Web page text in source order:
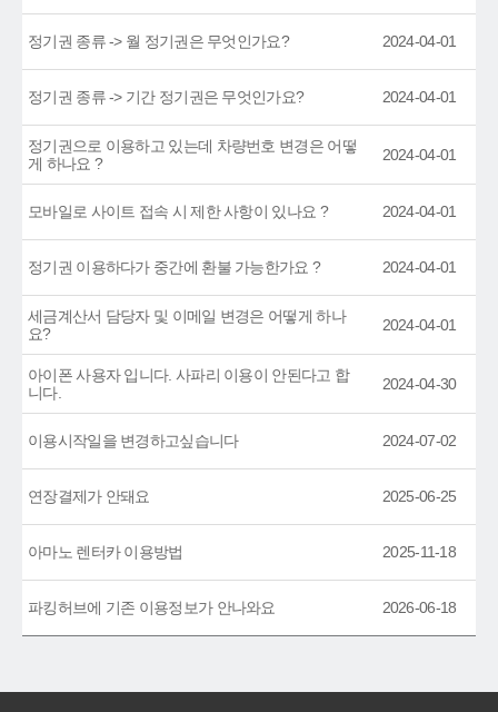
정기권 종류 -> 월 정기권은 무엇인가요? 2024-04-01
정기권 종류 -> 기간 정기권은 무엇인가요? 2024-04-01
정기권으로 이용하고 있는데 차량번호 변경은 어떻
게 하나요 ?
2024-04-01
모바일로 사이트 접속 시 제한 사항이 있나요 ? 2024-04-01
정기권 이용하다가 중간에 환불 가능한가요 ? 2024-04-01
세금계산서 담당자 및 이메일 변경은 어떻게 하나
요?
2024-04-01
아이폰 사용자 입니다. 사파리 이용이 안된다고 합
니다.
2024-04-30
이용시작일을 변경하고싶습니다 2024-07-02
연장결제가 안돼요 2025-06-25
아마노 렌터카 이용방법 2025-11-18
파킹허브에 기존 이용정보가 안나와요 2026-06-18